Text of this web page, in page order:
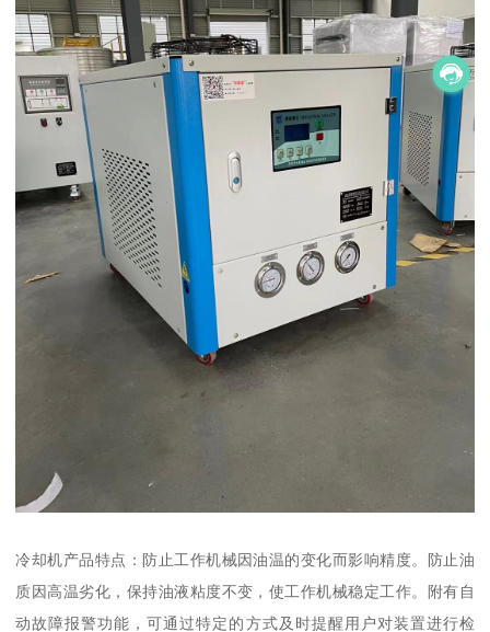
冷却机产品特点：防止工作机械因油温的变化而影响精度。防止油
质因高温劣化，保持油液粘度不变，使工作机械稳定工作。附有自
动故障报警功能，可通过特定的方式及时提醒用户对装置进行检